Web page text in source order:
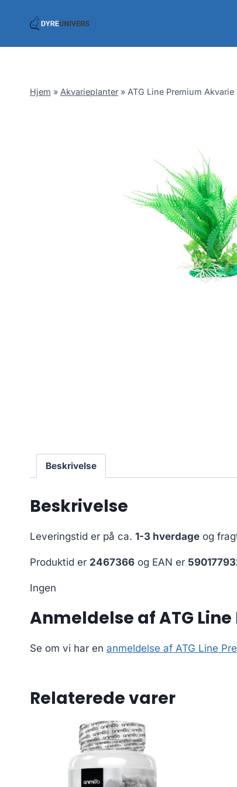
Hjem » Akvarieplanter » ATG Line Premium
Beskrivelse
Beskrivelse
Leveringstid er på ca. 1-3 hverdage og
Produktid er 2467366 og EAN er
Ingen
Anmeldelse af ATG
Se om vi har en anmeldelse af ATG Line
Relaterede varer